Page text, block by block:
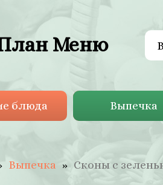
Меню
блюда Выпечка
Выпечка Сконы с